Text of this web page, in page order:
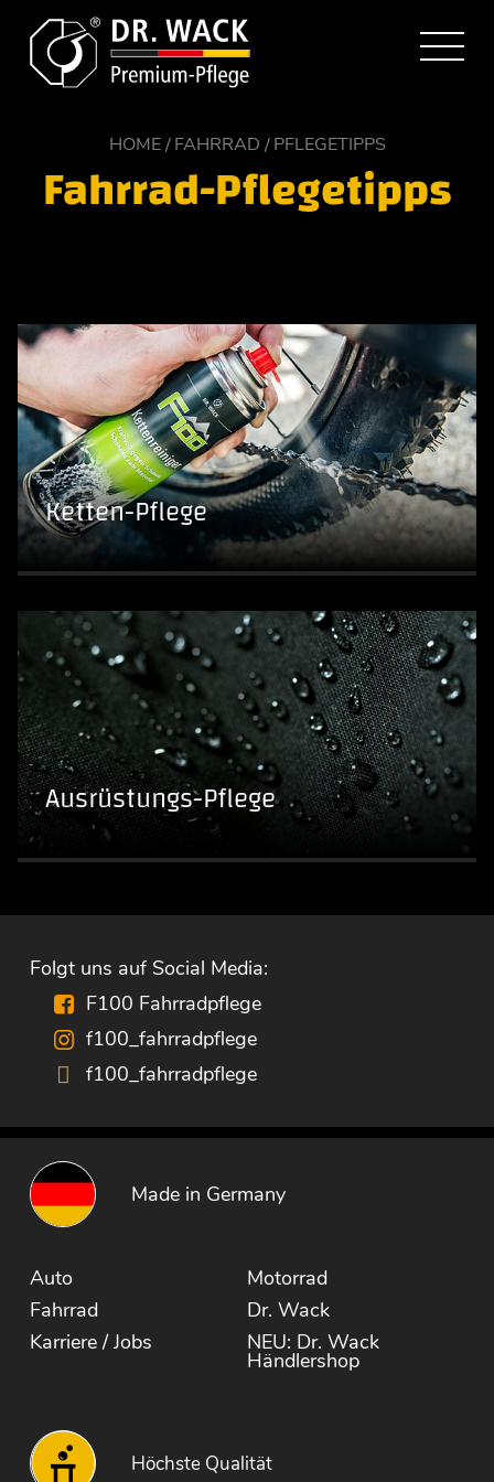
HOME FAHRRAD PFLEGETIPPS
Fahrrad-Pflegetipps
Ketten-Pflege
Ausrüstungs-Pflege
Folgt uns auf Social Media:
F100 Fahrradpflege
f100_fahrradpflege
f100_fahrradpflege
Made in Germany
Auto
Motorrad
Fahrrad
Dr. Wack
Karriere / Jobs
NEU: Dr. Wack
Händlershop
Höchste Qualität